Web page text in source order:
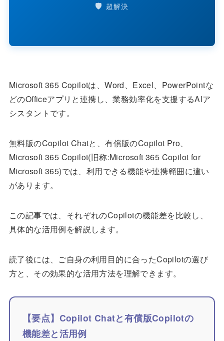
🛡️ 超解決
Microsoft 365 Copilotは、Word、Excel、PowerPointな
どのOfficeアプリと連携し、業務効率化を支援するAIア
シスタントです。
無料版のCopilot Chatと、有償版のCopilot Pro、
Microsoft 365 Copilot(旧称:Microsoft 365 Copilot for
Microsoft 365)では、利用できる機能や連携範囲に違い
があります。
この記事では、それぞれのCopilotの機能差を比較し、
具体的な活用例を解説します。
読了後には、ご自身の利用目的に合ったCopilotの選び
方と、その効果的な活用方法を理解できます。
【要点】Copilot Chatと有償版Copilotの
機能差と活用例